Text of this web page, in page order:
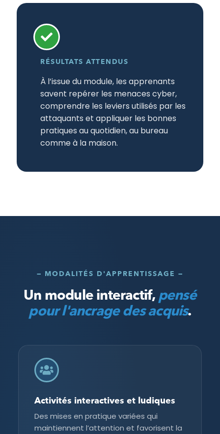
RÉSULTATS ATTENDUS
À l’issue du module, les apprenants
savent repérer les menaces cyber,
comprendre les leviers utilisés par les
attaquants et appliquer les bonnes
pratiques au quotidien, au bureau
comme à la maison.
— MODALITÉS D'APPRENTISSAGE —
Un module interactif,pensé
pour l'ancrage des acquis.
Activités interactives et ludiques
Des mises en pratique variées qui
maintiennent l’attention et favorisent la